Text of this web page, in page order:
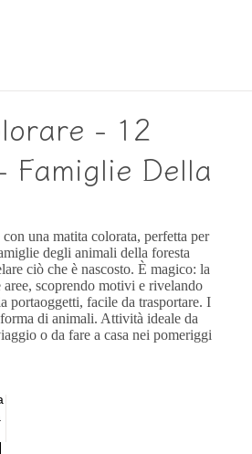
- 12
Famiglie Della
una matita colorata, perfetta per
degli animali della foresta
ciò che è nascosto. È magico: la
aree, scoprendo motivi e rivelando
portaoggetti, facile da trasportare. I
di animali. Attività ideale da
o da fare a casa nei pomeriggi